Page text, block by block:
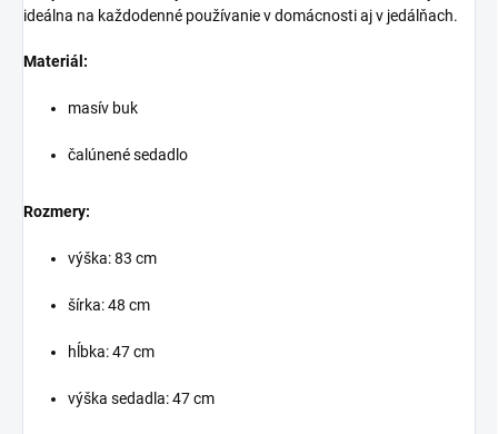
ideálna na každodenné používanie v domácnosti aj v jedálňach.
Materiál:
masív buk
čalúnené sedadlo
Rozmery:
výška: 83 cm
šírka: 48 cm
hĺbka: 47 cm
výška sedadla: 47 cm